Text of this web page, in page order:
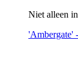
Niet alleen
'Ambergate'